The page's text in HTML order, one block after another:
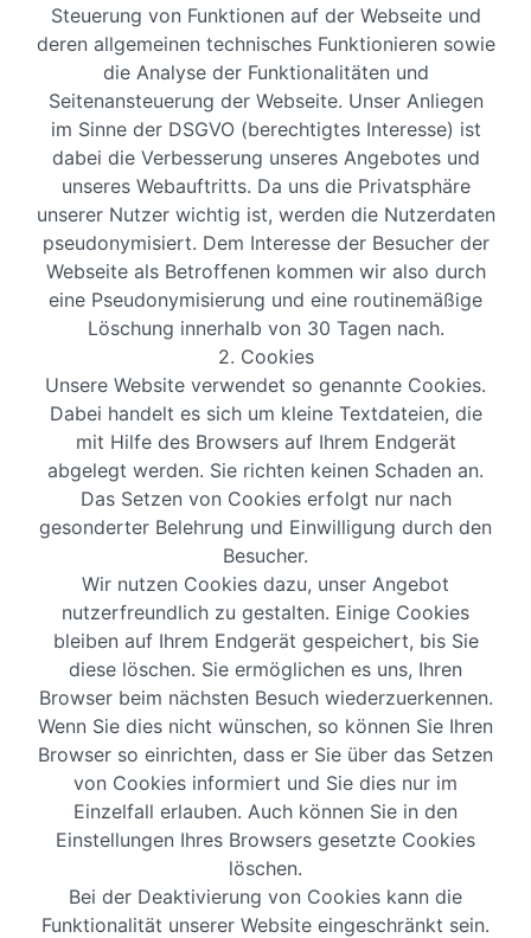
Steuerung von Funktionen auf der Webseite und
deren allgemeinen technisches Funktionieren sowie
die Analyse der Funktionalitäten und
Seitenansteuerung der Webseite. Unser Anliegen
im Sinne der DSGVO (berechtigtes Interesse) ist
dabei die Verbesserung unseres Angebotes und
unseres Webauftritts. Da uns die Privatsphäre
unserer Nutzer wichtig ist, werden die Nutzerdaten
pseudonymisiert. Dem Interesse der Besucher der
Webseite als Betroffenen kommen wir also durch
eine Pseudonymisierung und eine routinemäßige
Löschung innerhalb von 30 Tagen nach.
2. Cookies
Unsere Website verwendet so genannte Cookies.
Dabei handelt es sich um kleine Textdateien, die
mit Hilfe des Browsers auf Ihrem Endgerät
abgelegt werden. Sie richten keinen Schaden an.
Das Setzen von Cookies erfolgt nur nach
gesonderter Belehrung und Einwilligung durch den
Besucher.
Wir nutzen Cookies dazu, unser Angebot
nutzerfreundlich zu gestalten. Einige Cookies
bleiben auf Ihrem Endgerät gespeichert, bis Sie
diese löschen. Sie ermöglichen es uns, Ihren
Browser beim nächsten Besuch wiederzuerkennen.
Wenn Sie dies nicht wünschen, so können Sie Ihren
Browser so einrichten, dass er Sie über das Setzen
von Cookies informiert und Sie dies nur im
Einzelfall erlauben. Auch können Sie in den
Einstellungen Ihres Browsers gesetzte Cookies
löschen.
Bei der Deaktivierung von Cookies kann die
Funktionalität unserer Website eingeschränkt sein.